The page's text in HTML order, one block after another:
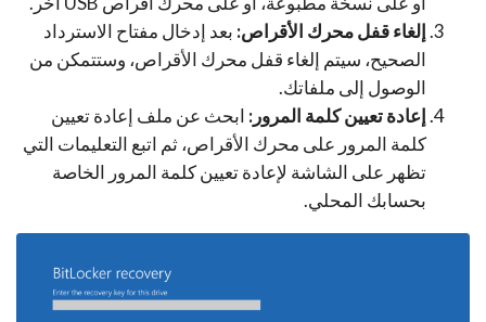
إلغاء قفل محرك الأقراص: بعد إدخال مفتاح الاسترداد
الصحيح، سيتم إلغاء قفل محرك الأقراص، وستتمكن من
الوصول إلى ملفاتك.
إعادة تعيين كلمة المرور: ابحث عن ملف إعادة تعيين
كلمة المرور على محرك الأقراص، ثم اتبع التعليمات التي
تظهر على الشاشة لإعادة تعيين كلمة المرور الخاصة
بحسابك المحلي.